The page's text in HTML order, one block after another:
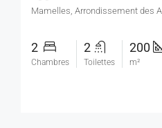
2
Chambres
2
Toilettes
200
m²